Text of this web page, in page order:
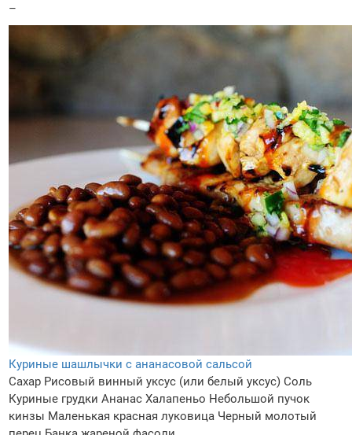
–
Куриные шашлычки с ананасовой сальсой
Сахар Рисовый винный уксус (или белый уксус) Соль
Куриные грудки Ананас Халапеньо Небольшой пучок
кинзы Маленькая красная луковица Черный молотый